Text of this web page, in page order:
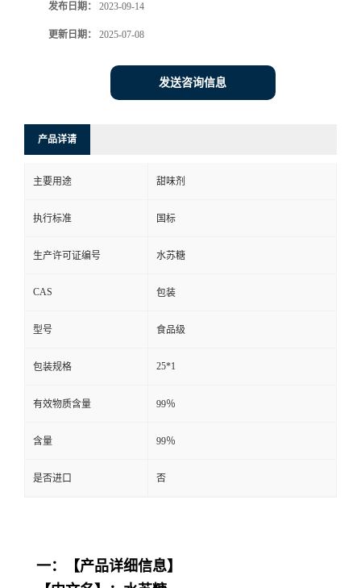
发布日期： 2023-09-14
更新日期： 2025-07-08
发送咨询信息
产品详请
主要用途 甜味剂
执行标准 国标
生产许可证编号 水苏糖
CAS 包装
型号 食品级
包装规格 25*1
有效物质含量 99％
含量 99％
是否进口 否
一：【产品详细信息】